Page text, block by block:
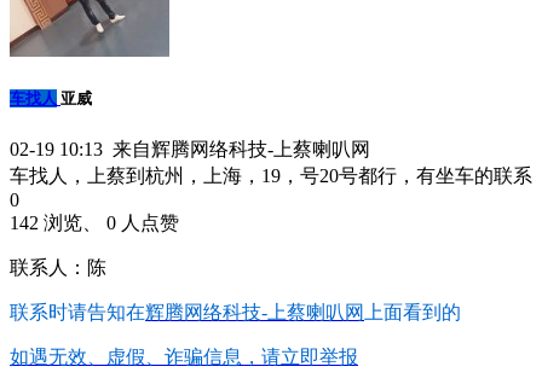
车找人 亚威
02-19 10:13 来自辉腾网络科技-上蔡喇叭网
车找人，上蔡到杭州，上海，19，号20号都行，有坐车的联系
0
142 浏览、 0 人点赞
联系人：陈
联系时请告知在辉腾网络科技-上蔡喇叭网 上面看到的
如遇无效、虚假、诈骗信息，请立即举报